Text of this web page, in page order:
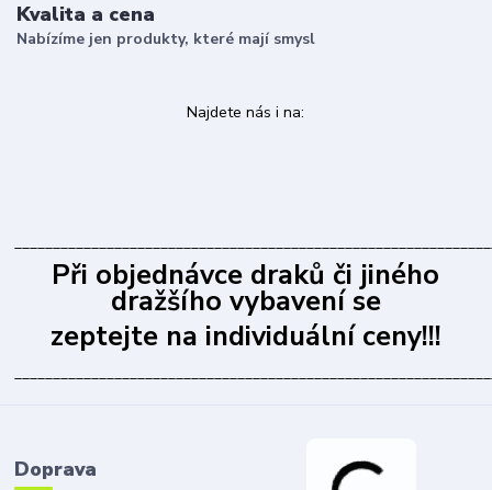
Kvalita a cena
Nabízíme jen produkty, které mají smysl
Najdete nás i na:
Při objednávce draků či jiného
dražšího vybavení se
zeptejte na individuální ceny!!!
Doprava